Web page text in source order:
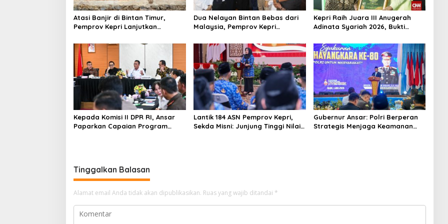
Atasi Banjir di Bintan Timur,
Pemprov Kepri Lanjutkan
Kampung Purwodadi
Dua Nelayan Bintan Bebas dari
Malaysia, Pemprov Kepri
Air
Kepri Raih Juara III Anugerah
Adinata Syariah 2026, Bukti
Kepada Komisi II DPR RI, Ansar
Paparkan Capaian Program
Lantik 184 ASN Pemprov Kepri,
Sekda Misni: Junjung Tinggi Nilai
Gubernur Ansar: Polri Berperan
Strategis Menjaga Keamanan
Tinggalkan Balasan
Alamat email Anda tidak akan dipublikasikan. Ruas yang wajib ditandai *